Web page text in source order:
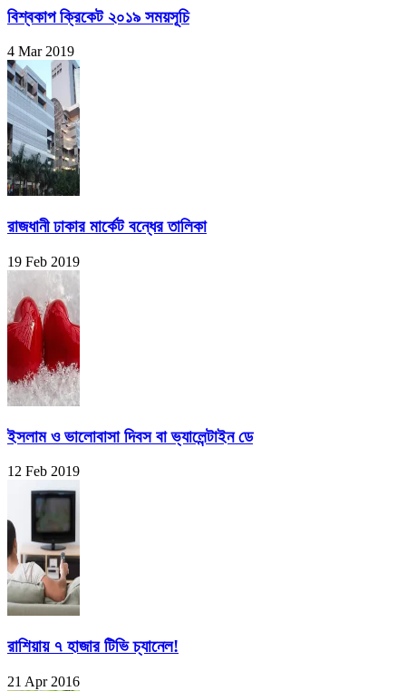
বিশ্বকাপ ক্রিকেট ২০১৯ সময়সূচি
4 Mar 2019
রাজধানী ঢাকার মার্কেট বন্ধের তালিকা
19 Feb 2019
ইসলাম ও ভালোবাসা দিবস বা ভ্যালেন্টাইন ডে
12 Feb 2019
রাশিয়ায় ৭ হাজার টিভি চ্যানেল!
21 Apr 2016